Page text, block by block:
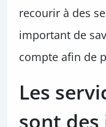
recourir à des
important de
compte afin de
Les
sont